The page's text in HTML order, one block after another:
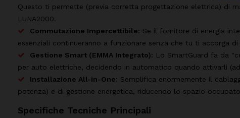
Questo ti permette (previa corretta progettazione elettrica) di
LUNA2000.
Commutazione Impercettibile: Se il fornitore di energia
essenziali continueranno a funzionare senza che tu ti accorga di
Gestione Smart (EMMA Integrato): Lo SmartGuard fa da
per auto elettriche, decidendo in automatico quando attivarli
Installazione All-in-One: Semplifica enormemente il
potenza) e di gestione energetica, riducendo lo spazio
Specifiche Tecniche Principali